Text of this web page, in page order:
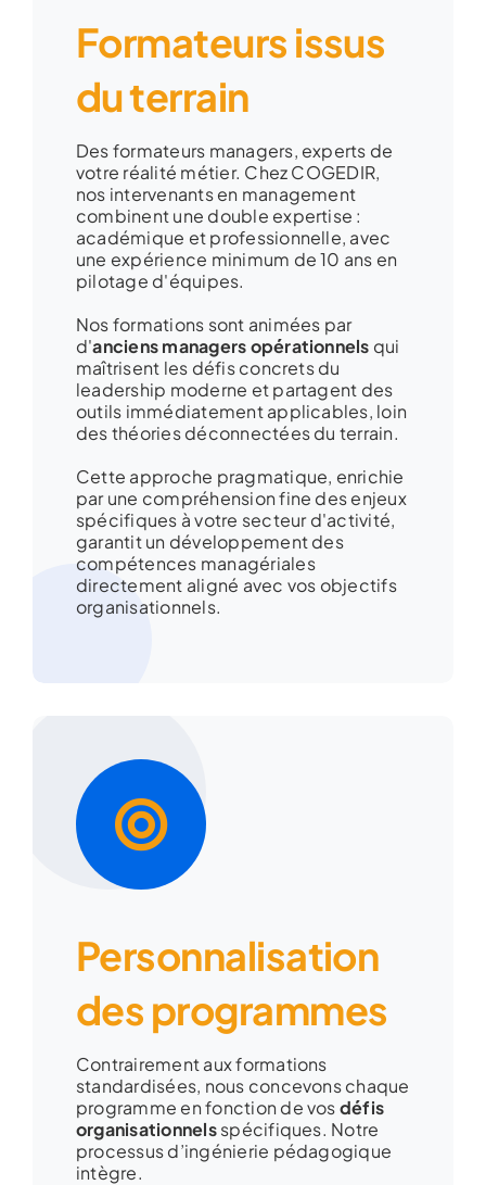
Formateurs issus
du terrain
Des formateurs managers, experts de
votre réalité métier. Chez COGEDIR,
nos intervenants en management
combinent une double expertise :
académique et professionnelle, avec
une expérience minimum de 10 ans en
pilotage d'équipes.
Nos formations sont animées par
d'anciens managers opérationnels qui
maîtrisent les défis concrets du
leadership moderne et partagent des
outils immédiatement applicables, loin
des théories déconnectées du terrain.
Cette approche pragmatique, enrichie
par une compréhension fine des enjeux
spécifiques à votre secteur d'activité,
garantit un développement des
compétences managériales
directement aligné avec vos objectifs
organisationnels.
Personnalisation
des programmes
Contrairement aux formations
standardisées, nous concevons chaque
programme en fonction de vosdéfis
organisationnelsspécifiques. Notre
processus d’ingénierie pédagogique
intègre.